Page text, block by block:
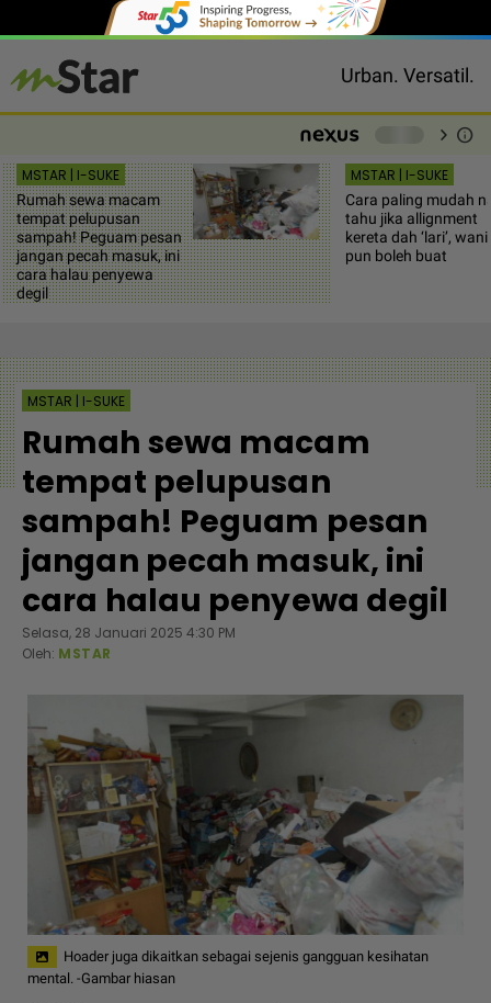
Urban. Versatil.
chevron_right info
MSTAR | I-SUKE
Rumah sewa macam
tempat pelupusan
sampah! Peguam pesan
jangan pecah masuk, ini
cara halau penyewa
degil
MSTAR | I-SUKE
Cara paling mudah
tahu jika allignment
kereta dah ‘lari’,
pun boleh buat
MSTAR | I-SUKE
Rumah sewa macam
tempat pelupusan
sampah! Peguam pesan
jangan pecah masuk, ini
cara halau penyewa degil
Selasa, 28 Januari 2025 4:30 PM
Oleh: MSTAR
Hoader juga dikaitkan sebagai sejenis gangguan kesihatan
mental. -Gambar hiasan